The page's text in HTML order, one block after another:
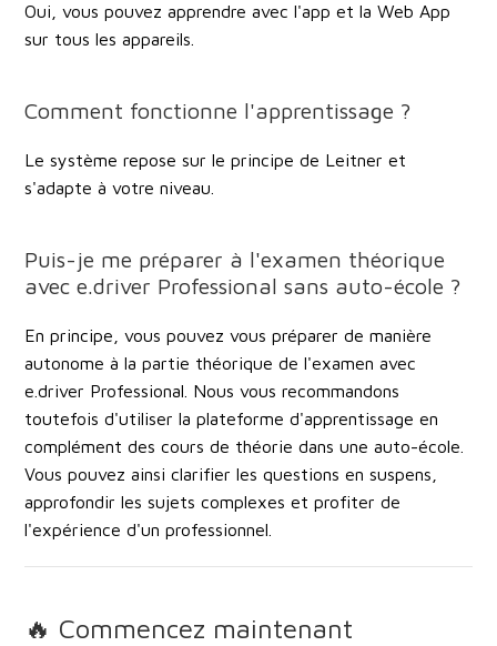
Oui, vous pouvez apprendre avec l'app et la Web App
sur tous les appareils.
Comment fonctionne l'apprentissage ?
Le système repose sur le principe de Leitner et
s'adapte à votre niveau.
Puis-je me préparer à l'examen théorique
avec e.driver Professional sans auto-école ?
En principe, vous pouvez vous préparer de manière
autonome à la partie théorique de l'examen avec
e.driver Professional. Nous vous recommandons
toutefois d'utiliser la plateforme d'apprentissage en
complément des cours de théorie dans une auto-école.
Vous pouvez ainsi clarifier les questions en suspens,
approfondir les sujets complexes et profiter de
l'expérience d'un professionnel.
🔥 Commencez maintenant